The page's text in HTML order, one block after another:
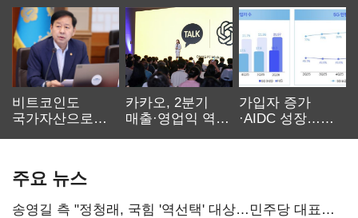
비트코인도
국가자산으로…'
카카오, 2분기
매출·영업익 역대
가입자 증가
·AIDC 성장…
주요 뉴스
송영길 측 "정청래, 국힘 '역선택' 대상…민주당 대표로